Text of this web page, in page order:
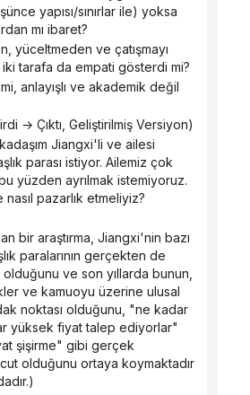
yapısı/sınırlar ile) yoksa
mı ibaret?
iki tarafa da empati gösterdi mi?
→ Çıktı, Geliştirilmiş Versiyon)
parası istiyor. Ailemiz çok
yüzden ayrılmak istemiyoruz.
nasıl pazarlık etmeliyiz?
paralarının gerçekten de
ve son yıllarda bunun,
ve kamuoyu üzerine ulusal
noktası olduğunu, "ne kadar
yüksek fiyat talep ediyorlar"
şişirme" gibi gerçek
olduğunu ortaya koymaktadır